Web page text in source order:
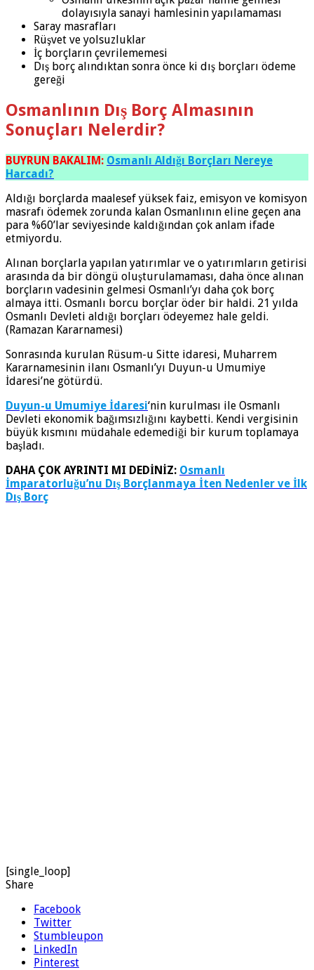
dolayısıyla sanayi hamlesinin yapılamaması
Saray masrafları
Rüşvet ve yolsuzluklar
İç borçların çevrilememesi
Dış borç alındıktan sonra önce ki dış borçları ödeme
gereği
Osmanlının Dış Borç Almasının
Sonuçları Nelerdir?
BUYRUN BAKALIM: Osmanlı Aldığı Borçları Nereye
Harcadı?
Aldığı borçlarda maalesef yüksek faiz, emisyon ve komisyon
masrafı ödemek zorunda kalan Osmanlının eline geçen ana
para %60’lar seviyesinde kaldığından çok anlam ifade
etmiyordu.
Alınan borçlarla yapılan yatırımlar ve o yatırımların getirisi
arasında da bir döngü oluşturulamaması, daha önce alınan
borçların vadesinin gelmesi Osmanlı’yı daha çok borç
almaya itti. Osmanlı borcu borçlar öder bir haldi. 21 yılda
Osmanlı Devleti aldığı borçları ödeyemez hale geldi.
(Ramazan Kararnamesi)
Sonrasında kurulan Rüsum-u Sitte idaresi, Muharrem
Kararnamesinin ilanı Osmanlı’yı Duyun-u Umumiye
İdaresi’ne götürdü.
Duyun-u Umumiye İdaresi‘nin kurulması ile Osmanlı
Devleti ekonomik bağımsızlığını kaybetti. Kendi vergisinin
büyük kısmını müdahale edemediği bir kurum toplamaya
başladı.
DAHA ÇOK AYRINTI MI DEDİNİZ: Osmanlı
İmparatorluğu’nu Dış Borçlanmaya İten Nedenler ve İlk
Dış Borç
[single_loop]
Share
Facebook
Twitter
Stumbleupon
LinkedIn
Pinterest